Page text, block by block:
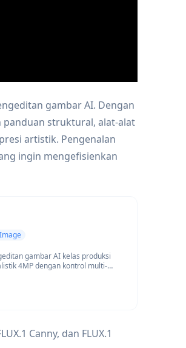
gambar AI. Dengan
struktural, alat-alat
artistik. Pengenalan
ingin mengefisienkan
gambar AI kelas produksi
4MP dengan kontrol multi-
dan pelestarian karakter/gaya
Canny, dan FLUX.1